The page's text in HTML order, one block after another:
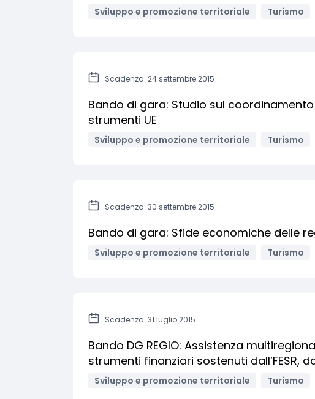
Sviluppo e promozione territoriale Turismo
Scadenza: 24 settembre 2015
Bando di gara: Studio sul
strumenti UE
Sviluppo e promozione territoriale Turismo
Scadenza: 30 settembre 2015
Bando di gara: Sfide economiche delle
Sviluppo e promozione territoriale Turismo
Scadenza: 31 luglio 2015
Bando DG REGIO: Assistenza
strumenti finanziari sostenuti dall’FESR,
Sviluppo e promozione territoriale Turismo